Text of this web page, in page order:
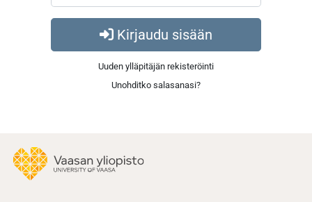
Kirjaudu sisään
Uuden ylläpitäjän rekisteröinti
Unohditko salasanasi?